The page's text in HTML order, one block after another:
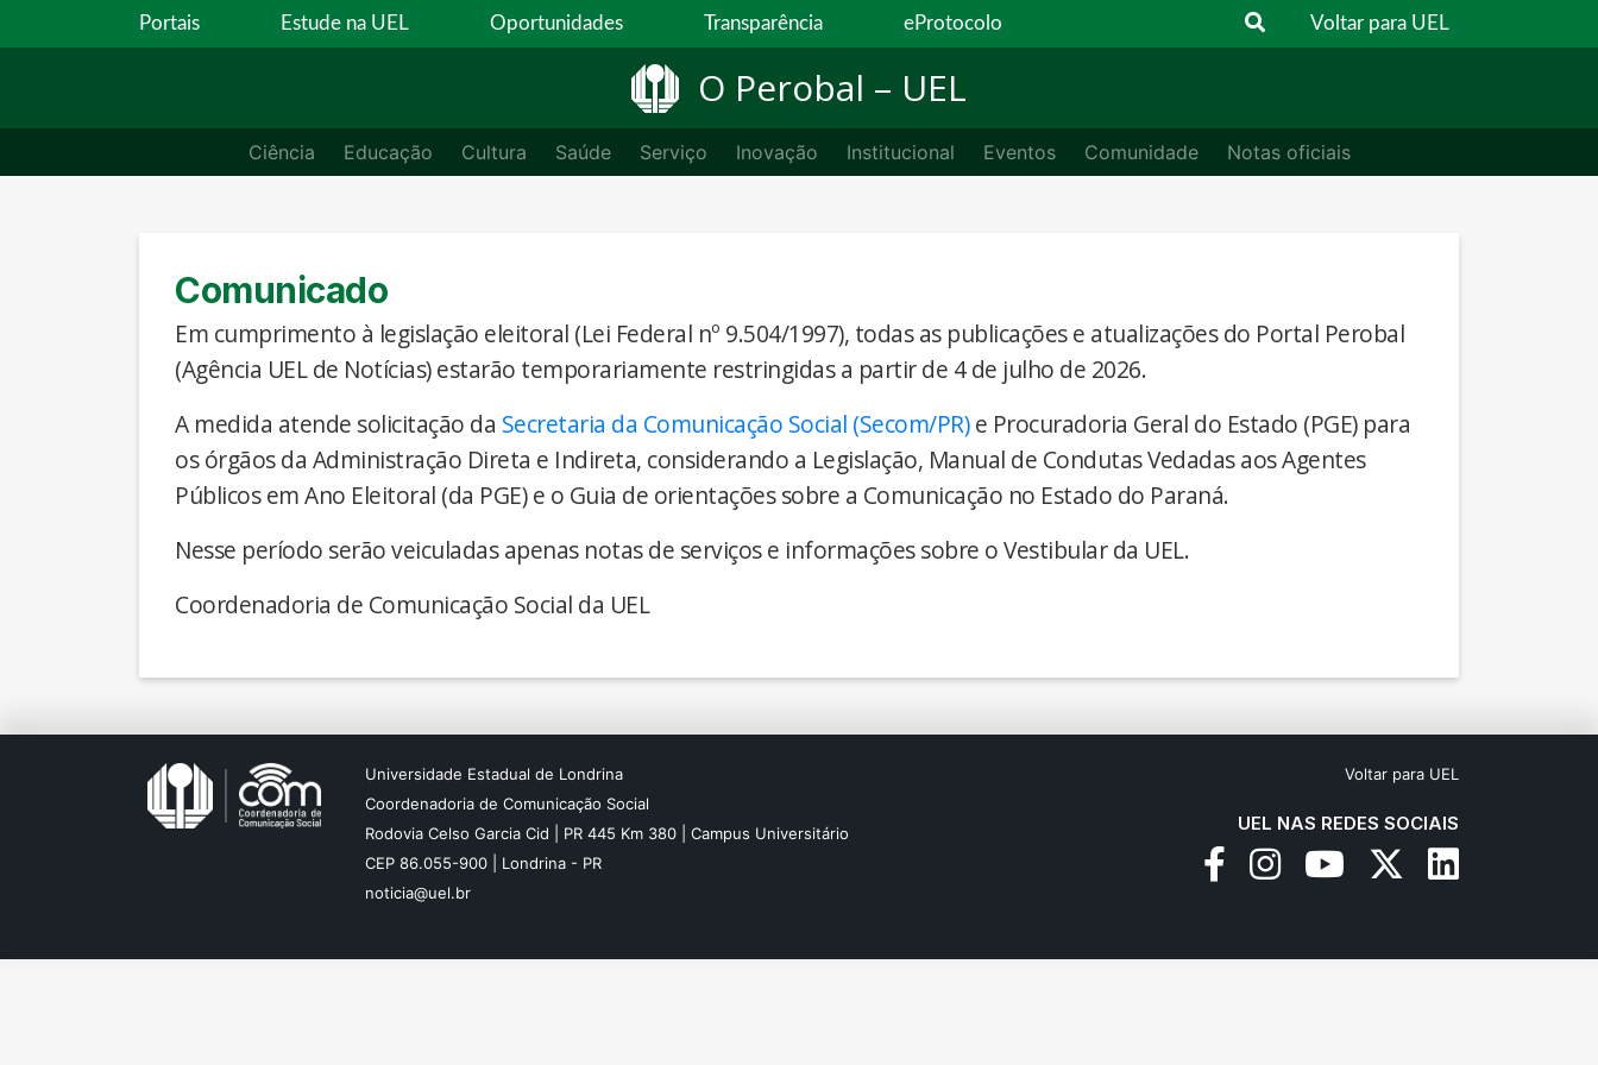
Portais Estude na UEL Oportunidades Transparência eProtocolo Voltar para UEL
O Perobal – UEL
Ciência Educação Cultura Saúde Serviço Inovação Institucional Eventos Comunidade Notas oficiais
Comunicado
Em cumprimento à legislação eleitoral (Lei Federal nº 9.504/1997), todas as publicações e atualizações do Portal Perobal
(Agência UEL de Notícias) estarão temporariamente restringidas a partir de 4 de julho de 2026.
A medida atende solicitação da Secretaria da Comunicação Social (Secom/PR)e Procuradoria Geral do Estado (PGE) para
os órgãos da Administração Direta e Indireta, considerando a Legislação, Manual de Condutas Vedadas aos Agentes
Públicos em Ano Eleitoral (da PGE) e o Guia de orientações sobre a Comunicação no Estado do Paraná.
Nesse período serão veiculadas apenas notas de serviços e informações sobre o Vestibular da UEL.
Coordenadoria de Comunicação Social da UEL
Universidade Estadual de Londrina
Coordenadoria de Comunicação Social
Rodovia Celso Garcia Cid | PR 445 Km 380 | Campus Universitário
CEP 86.055-900 | Londrina - PR
noticia@uel.br
Voltar para UEL
UEL NAS REDES SOCIAIS